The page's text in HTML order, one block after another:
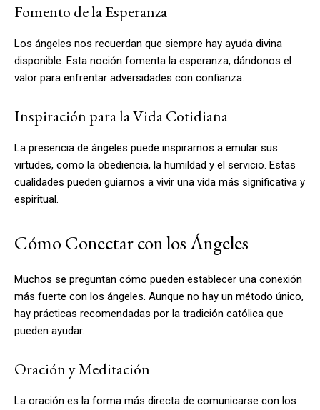
Fomento de la Esperanza
Los ángeles nos recuerdan que siempre hay ayuda divina
disponible. Esta noción fomenta la esperanza, dándonos el
valor para enfrentar adversidades con confianza.
Inspiración para la Vida Cotidiana
La presencia de ángeles puede inspirarnos a emular sus
virtudes, como la obediencia, la humildad y el servicio. Estas
cualidades pueden guiarnos a vivir una vida más significativa y
espiritual.
Cómo Conectar con los Ángeles
Muchos se preguntan cómo pueden establecer una conexión
más fuerte con los ángeles. Aunque no hay un método único,
hay prácticas recomendadas por la tradición católica que
pueden ayudar.
Oración y Meditación
La oración es la forma más directa de comunicarse con los